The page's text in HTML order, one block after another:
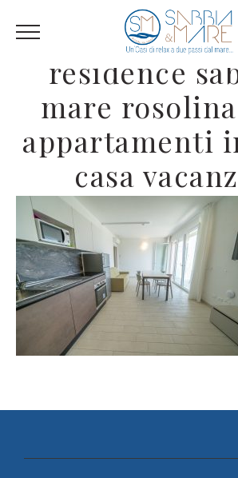
residence
mare
appartamenti
casa
) Deutsch